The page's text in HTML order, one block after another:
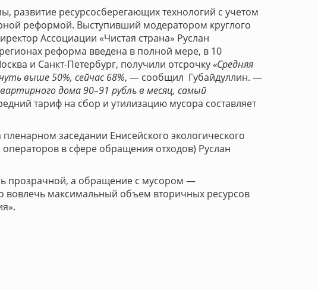
развитие ресурсосберегающих технологий с учетом
реформой. Выступивший модератором круглого
Ассоциации «Чистая страна» Руслан
реформа введена в полной мере, в 10
и Санкт-Петербург, получили отсрочку«Средняя
выше 50%, сейчас 68%, — сообщил Губайдуллин. —
дома 90–91 рубль в месяц, самый
тариф на сбор и утилизацию мусора составляет
заседании Енисейского экологического
в сфере обращения отходов) Руслан
прозрачной, а обращение с мусором —
вовлечь максимальный объем вторичных ресурсов